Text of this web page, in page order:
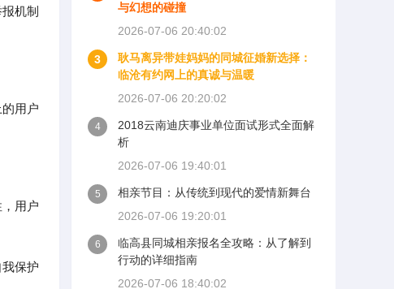
机制
用户
用户
保护
与幻想的碰撞
2026-07-06 20:40:02
3
耿马离异带娃妈妈的同城征婚新选择：
临沧有约网上的真诚与温暖
2026-07-06 20:20:02
4
2018云南迪庆事业单位面试形式全面解
析
2026-07-06 19:40:01
5
相亲节目：从传统到现代的爱情新舞台
2026-07-06 19:20:01
6
临高县同城相亲报名全攻略：从了解到
行动的详细指南
2026-07-06 18:40:02